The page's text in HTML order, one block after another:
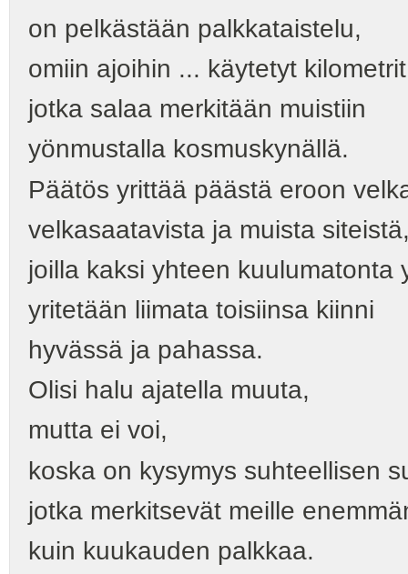
on pelkästään palkkataistelu,
omiin ajoihin ... käytetyt
jotka salaa merkitään muistiin
yönmustalla kosmuskynällä.
Päätös yrittää päästä eroon
velkasaatavista ja muista
joilla kaksi yhteen kuulumatonta
yritetään liimata toisiinsa kiinni
hyvässä ja pahassa.
Olisi halu ajatella muuta,
mutta ei voi,
koska on kysymys suhteellisen
jotka merkitsevät meille
kuin kuukauden palkkaa.